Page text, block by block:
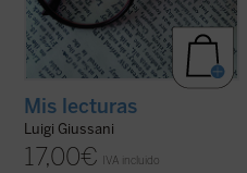
Mis lecturas
Luigi Giussani
17,00€ IVA incluido